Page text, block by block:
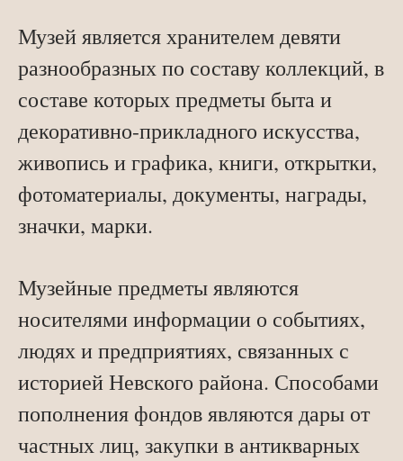
Музей является хранителем девяти
разнообразных по составу коллекций, в
составе которых предметы быта и
декоративно-прикладного искусства,
живопись и графика, книги, открытки,
фотоматериалы, документы, награды,
значки, марки.
Музейные предметы являются
носителями информации о событиях,
людях и предприятиях, связанных с
историей Невского района. Способами
пополнения фондов являются дары от
частных лиц, закупки в антикварных